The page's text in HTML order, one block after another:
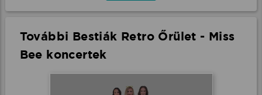
További Bestiák Retro Őrület - Miss
Bee koncertek